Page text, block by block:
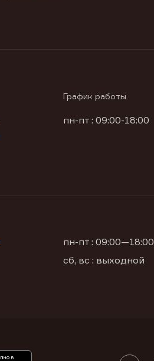
График работы
пн-пт : 09:00-18:00
пн-пт : 09:00—18:00
сб, вс : выходной